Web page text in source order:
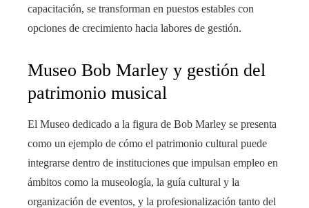
capacitación, se transforman en puestos estables con
opciones de crecimiento hacia labores de gestión.
Museo Bob Marley y gestión del
patrimonio musical
El Museo dedicado a la figura de Bob Marley se presenta
como un ejemplo de cómo el patrimonio cultural puede
integrarse dentro de instituciones que impulsan empleo en
ámbitos como la museología, la guía cultural y la
organización de eventos, y la profesionalización tanto del